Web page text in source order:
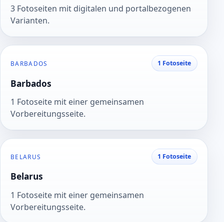
3 Fotoseiten mit digitalen und portalbezogenen
Varianten.
BARBADOS 1 Fotoseite
Barbados
1 Fotoseite mit einer gemeinsamen
Vorbereitungsseite.
BELARUS 1 Fotoseite
Belarus
1 Fotoseite mit einer gemeinsamen
Vorbereitungsseite.